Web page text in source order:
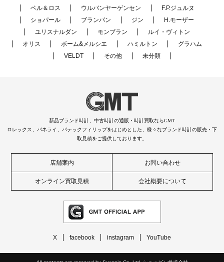
ベル＆ロス
ウルバンヤーゲンセン
F.P.ジュルヌ
ショパール
ブランパン ジン
H.モーザー
ユリスナルダン
モンブラン
ルイ・ヴィトン
オリス
ボーム&メルシエ ハミルトン
グラハム
VELDT
その他 未分類
新品ブランド時計、中古時計の通販・時計買取ならGMT
ロレックス、パネライ、パテックフィリップをはじめとした、様々なブランド時計の販売・下
取見積をご提供しております。
店舗案内 お問い合わせ
オンライン買取見積 会社概要について
X facebook instagram YouTube